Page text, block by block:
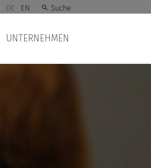
DE EN Suche
UNTERNEHMEN